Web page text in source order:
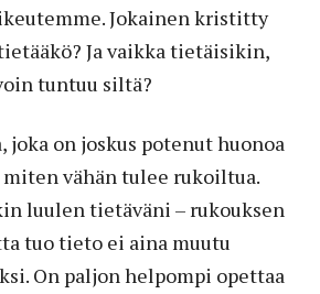
Jokainen kristitty
Ja vaikka tietäisikin,
tuntuu siltä?
joka on joskus potenut huonoa
vähän tulee rukoiltua.
luulen tietäväni – rukouksen
tuo tieto ei aina muutu
On paljon helpompi opettaa